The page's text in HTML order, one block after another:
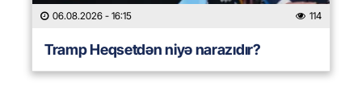
06.08.2026 - 16:15 114
Tramp Heqsetdən niyə narazıdır?